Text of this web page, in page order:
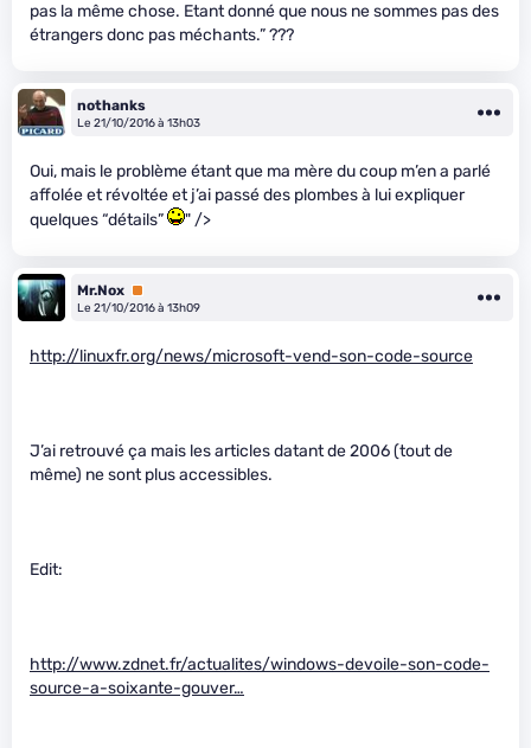
pas la même chose. Etant donné que nous ne sommes pas des
étrangers donc pas méchants.” ???
nothanks
Le 21/10/2016 à 13h03
Oui, mais le problème étant que ma mère du coup m’en a parlé
affolée et révoltée et j’ai passé des plombes à lui expliquer
quelques “détails”
" />
Mr.Nox Premium
Le 21/10/2016 à 13h09
http://linuxfr.org/news/microsoft-vend-son-code-source
J’ai retrouvé ça mais les articles datant de 2006 (tout de
même) ne sont plus accessibles.
Edit:
http://www.zdnet.fr/actualites/windows-devoile-son-code-
source-a-soixante-gouver…